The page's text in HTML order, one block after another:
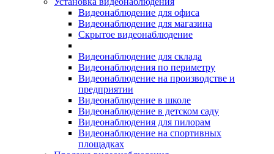
Видеонаблюдение для офиса
Видеонаблюдение для магазина
Скрытое видеонаблюдение
Видеонаблюдение для склада
Видеонаблюдения по периметру
Видеонаблюдение на производстве и
предприятии
Видеонаблюдение в школе
Видеонаблюдение в детском саду
Видеонаблюдения для пилорам
Видеонаблюдение на спортивных
площадках